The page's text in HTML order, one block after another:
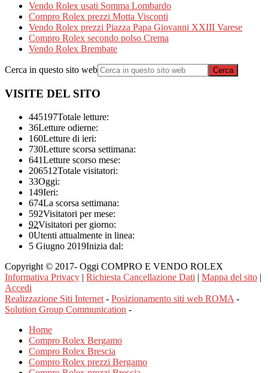
Vendo Rolex usati Somma Lombardo
Compro Rolex prezzi Motta Visconti
Vendo Rolex prezzi Piazza Papa Giovanni XXIII Varese
Compro Rolex secondo polso Crema
Vendo Rolex Brembate
Cerca in questo sito web
VISITE DEL SITO
445197Totale letture:
36Letture odierne:
160Letture di ieri:
730Letture scorsa settimana:
641Letture scorso mese:
206512Totale visitatori:
33Oggi:
149Ieri:
674La scorsa settimana:
592Visitatori per mese:
92Visitatori per giorno:
0Utenti attualmente in linea:
5 Giugno 2019Inizia dal:
Copyright © 2017- Oggi COMPRO E VENDO ROLEX
Informativa Privacy | Richiesta Cancellazione Dati | Mappa del sito |
Accedi
Realizzazione Siti Internet - Posizionamento siti web ROMA -
Solution Group Communication -
Home
Compro Rolex Bergamo
Compro Rolex Brescia
Compro Rolex prezzi Bergamo